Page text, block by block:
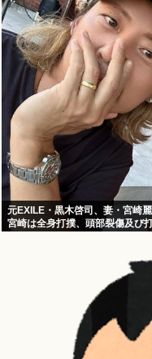
元EXILE・黒木啓司、妻・宮崎
宮崎は全身打撲、頭部裂傷及び